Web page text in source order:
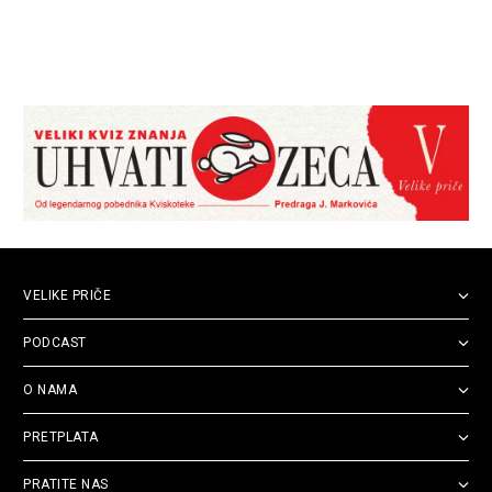
VELIKE PRIČE
PODCAST
O NAMA
PRETPLATA
PRATITE NAS